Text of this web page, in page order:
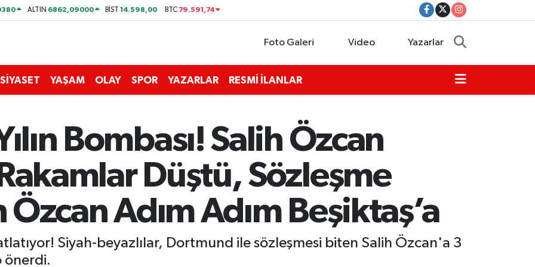
ALTIN 6862,09000 BİST14.598,00 BTC 79.591,74
Foto Galeri Video Yazarlar
SİYASET YAŞAM OLAY SPOR YAZARLAR RESMİ İLANLAR
Bombası! Salih Özcan
Düştü, Sözleşme
Adım Adım Beşiktaş’a
Siyah-beyazlılar, Dortmund ile sözleşmesi biten Salih Özcan'a 3
önerdi.